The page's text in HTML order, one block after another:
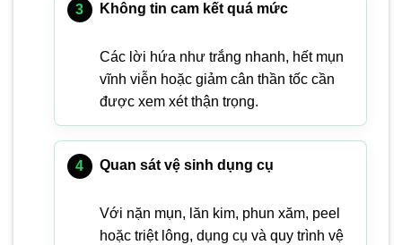
Không tin cam kết quá mức
Các lời hứa như trắng nhanh, hết mụn
vĩnh viễn hoặc giảm cân thần tốc cần
được xem xét thận trọng.
Quan sát vệ sinh dụng cụ
Với nặn mụn, lăn kim, phun xăm, peel
hoặc triệt lông, dụng cụ và quy trình vệ